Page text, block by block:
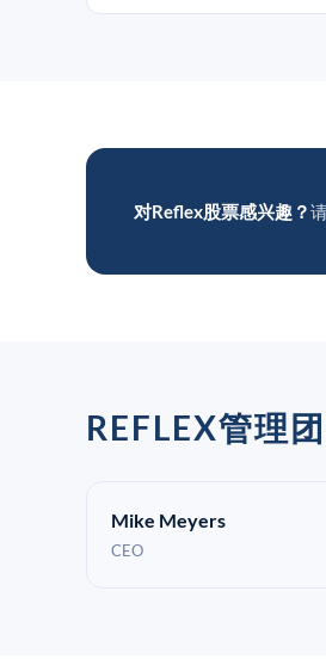
对Reflex股票感兴趣？
REFLEX管理
Mike Meyers
CEO